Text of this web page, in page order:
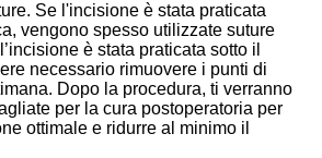
Se l'incisione è stata praticata
vengono spesso utilizzate suture
è stata praticata sotto il
necessario rimuovere i punti di
Dopo la procedura, ti verranno
per la cura postoperatoria per
ottimale e ridurre al minimo il